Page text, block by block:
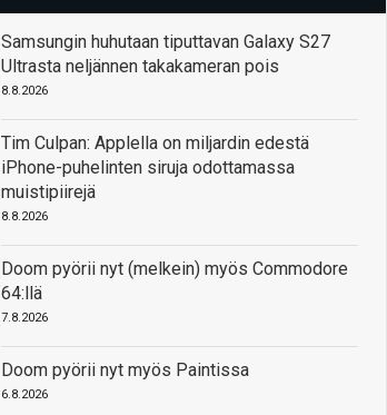
Samsungin huhutaan tiputtavan Galaxy S27
Ultrasta neljännen takakameran pois
8.8.2026
Tim Culpan: Applella on miljardin edestä
iPhone-puhelinten siruja odottamassa
muistipiirejä
8.8.2026
Doom pyörii nyt (melkein) myös Commodore
64:llä
7.8.2026
Doom pyörii nyt myös Paintissa
6.8.2026